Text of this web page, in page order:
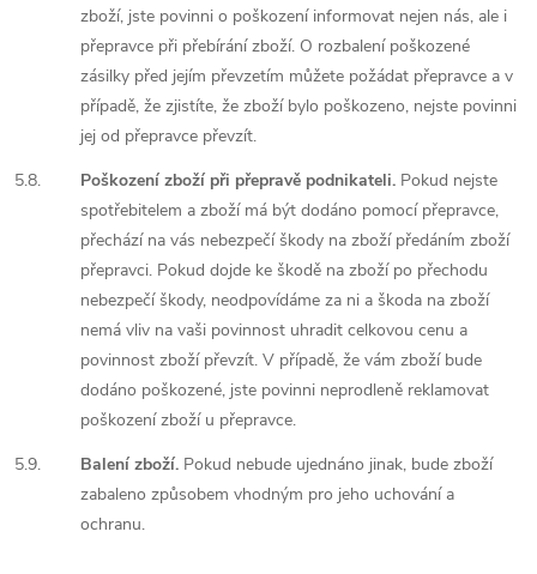
zboží, jste povinni o poškození informovat nejen nás, ale i
přepravce při přebírání zboží. O rozbalení poškozené
zásilky před jejím převzetím můžete požádat přepravce a v
případě, že zjistíte, že zboží bylo poškozeno, nejste povinni
jej od přepravce převzít.
5.8.
Poškození zboží při přepravě podnikateli. Pokud nejste
spotřebitelem a zboží má být dodáno pomocí přepravce,
přechází na vás nebezpečí škody na zboží předáním zboží
přepravci. Pokud dojde ke škodě na zboží po přechodu
nebezpečí škody, neodpovídáme za ni a škoda na zboží
nemá vliv na vaši povinnost uhradit celkovou cenu a
povinnost zboží převzít. V případě, že vám zboží bude
dodáno poškozené, jste povinni neprodleně reklamovat
poškození zboží u přepravce.
5.9.
Balení zboží. Pokud nebude ujednáno jinak, bude zboží
zabaleno způsobem vhodným pro jeho uchování a
ochranu.